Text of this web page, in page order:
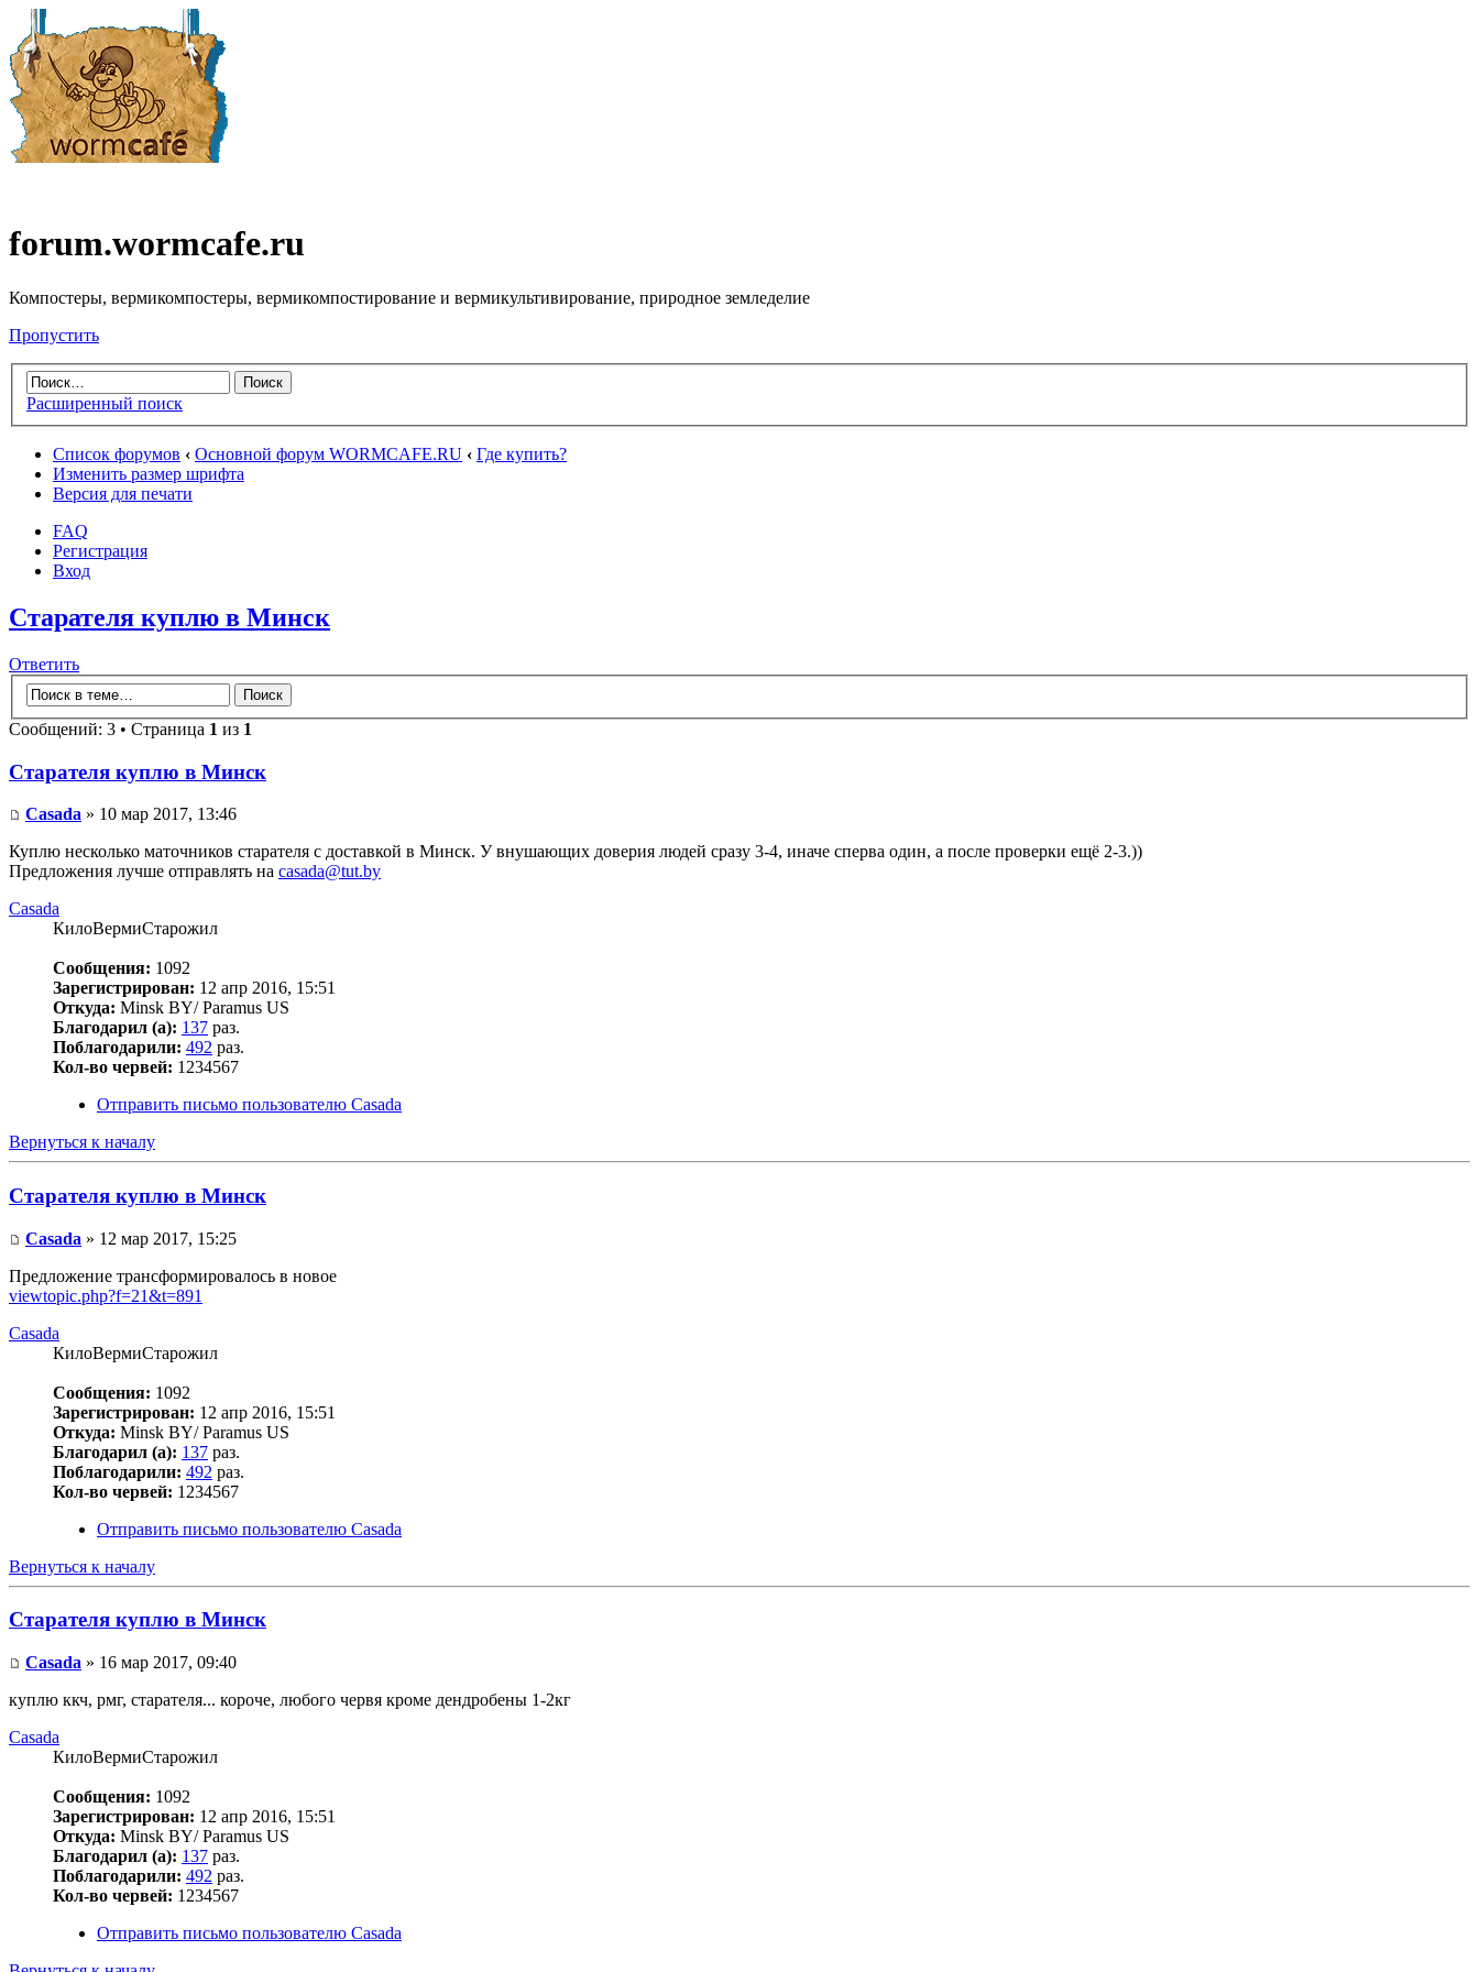
forum.wormcafe.ru
Компостеры, вермикомпостеры, вермикомпостирование и вермикультивирование, природное земледелие
Пропустить
Расширенный поиск
Список форумов ‹ Основной форум WORMCAFE.RU ‹ Где купить?
Изменить размер шрифта
Версия для печати
FAQ
Регистрация
Вход
Старателя куплю в Минск
Ответить
Сообщений: 3 • Страница 1 из 1
Старателя куплю в Минск
Casada » 10 мар 2017, 13:46
Куплю несколько маточников старателя с доставкой в Минск. У внушающих доверия людей сразу 3-4, иначе сперва один, а после проверки ещё 2-3.))
Предложения лучше отправлять на casada@tut.by
Casada
КилоВермиСтарожил
Сообщения: 1092
Зарегистрирован: 12 апр 2016, 15:51
Откуда: Minsk BY/ Paramus US
Благодарил (а): 137 раз.
Поблагодарили: 492 раз.
Кол-во червей: 1234567
Отправить письмо пользователю Casada
Вернуться к началу
Старателя куплю в Минск
Casada » 12 мар 2017, 15:25
Предложение трансформировалось в новое
viewtopic.php?f=21&t=891
Casada
КилоВермиСтарожил
Сообщения: 1092
Зарегистрирован: 12 апр 2016, 15:51
Откуда: Minsk BY/ Paramus US
Благодарил (а): 137 раз.
Поблагодарили: 492 раз.
Кол-во червей: 1234567
Отправить письмо пользователю Casada
Вернуться к началу
Старателя куплю в Минск
Casada » 16 мар 2017, 09:40
куплю ккч, рмг, старателя... короче, любого червя кроме дендробены 1-2кг
Casada
КилоВермиСтарожил
Сообщения: 1092
Зарегистрирован: 12 апр 2016, 15:51
Откуда: Minsk BY/ Paramus US
Благодарил (а): 137 раз.
Поблагодарили: 492 раз.
Кол-во червей: 1234567
Отправить письмо пользователю Casada